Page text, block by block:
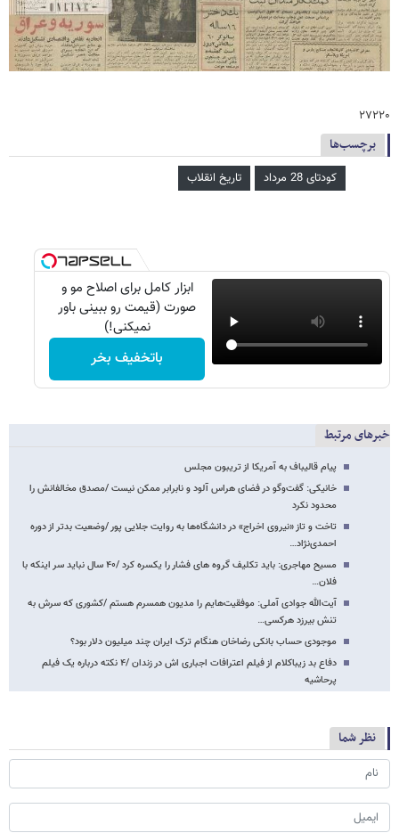
۲۷۲۲۰
برچسب‌ها
کودتای 28 مرداد تاریخ انقلاب
ابزار کامل برای اصلاح مو و
صورت (قیمت رو ببینی باور
نمیکنی!)
باتخفیف بخر
خبرهای مرتبط
پیام قالیباف به آمریکا از تریبون مجلس
خانیکی: گفت‌وگو در فضای هراس آلود و نابرابر ممکن نیست /مصدق مخالفانش را
محدود نکرد
تاخت و تاز «نیروی اخراج» در دانشگاه‌ها به روایت جلایی پور /وضعیت بدتر از دوره
احمدی‌نژاد…
مسیح مهاجری: باید تکلیف گروه های فشار را یکسره کرد /۴۰ سال نباید سر اینکه با
فلان…
آیت‌الله جوادی آملی: موفقیت‌هایم را مدیون همسرم هستم /کشوری که سرش به
تنش بیرزد هرکسی…
موجودی حساب بانکی رضاخان هنگام ترک ایران چند میلیون دلار بود؟
دفاع بد زیباکلام از فیلم اعترافات اجباری اش در زندان /۴ نکته درباره یک فیلم
پرحاشیه
نظر شما